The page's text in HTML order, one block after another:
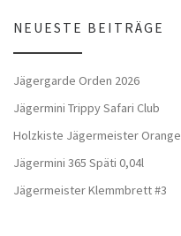
NEUESTE BEITRÄGE
Jägergarde Orden 2026
Jägermini Trippy Safari Club
Holzkiste Jägermeister Orange
Jägermini 365 Späti 0,04l
Jägermeister Klemmbrett #3